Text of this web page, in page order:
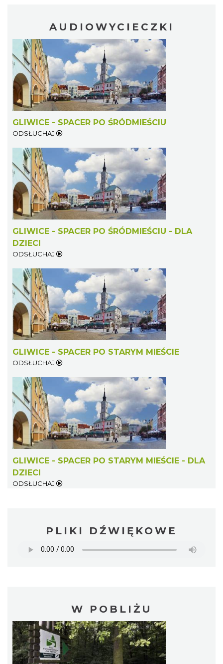
AUDIOWYCIECZKI
GLIWICE - SPACER PO ŚRÓDMIEŚCIU
ODSŁUCHAJ
GLIWICE - SPACER PO ŚRÓDMIEŚCIU - DLA
DZIECI
ODSŁUCHAJ
GLIWICE - SPACER PO STARYM MIEŚCIE
ODSŁUCHAJ
GLIWICE - SPACER PO STARYM MIEŚCIE - DLA
DZIECI
ODSŁUCHAJ
PLIKI DŹWIĘKOWE
W POBLIŻU